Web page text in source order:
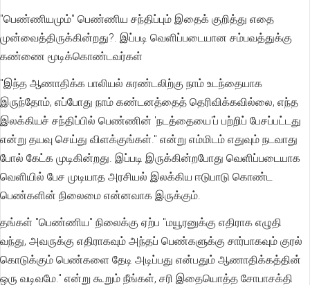
"பெண்ணியமும்" பெண்ணிய சந்திப்பும் இதைக் குறித்து எதை
முன்வைத்திருக்கின்றது?. இப்படி வெளிப்படையான சம்பவத்துக்கு
கண்ணை மூடிக்கொண்டவர்கள்
"இந்த ஆணாதிக்க பாலியல் சுரண்டலிற்கு நாம் உடந்தையாக
இருந்தோம், எப்போது நாம் கண்டனத்தைத் தெரிவிக்கவில்லை, எந்த
இலக்கியச் சந்திப்பில் பெண்ணின் 'நடத்தையை'ப் பற்றிப் பேசப்பட்டது
என்று தயவு செய்து விளக்குங்கள்." என்று எம்மிடம் எதுவும் நடவாது
போல் கேட்க முடிகின்றது. இப்படி இருக்கின்றபோது வெளிப்படையாக
வெளியில் பேச முடியாத அரசியல் இலக்கிய ஈடுபாடு கொண்ட
பெண்களின் நிலைமை என்னவாக இருக்கும்.
தங்கள் "பெண்ணிய" நிலைக்கு ஏற்ப "மயூரனுக்கு எதிராக எழுதி
வந்து, அவருக்கு எதிராகவும் அந்தப் பெண்களுக்கு சார்பாகவும் குரல்
கொடுக்கும் பெண்களை தேடி அடிப்பது என்பதும் ஆணாதிக்கத்தின்
ஒரு வடிவமே." என்று கூறும் நீங்கள், சரி இதையொத்த சோபாசக்தி